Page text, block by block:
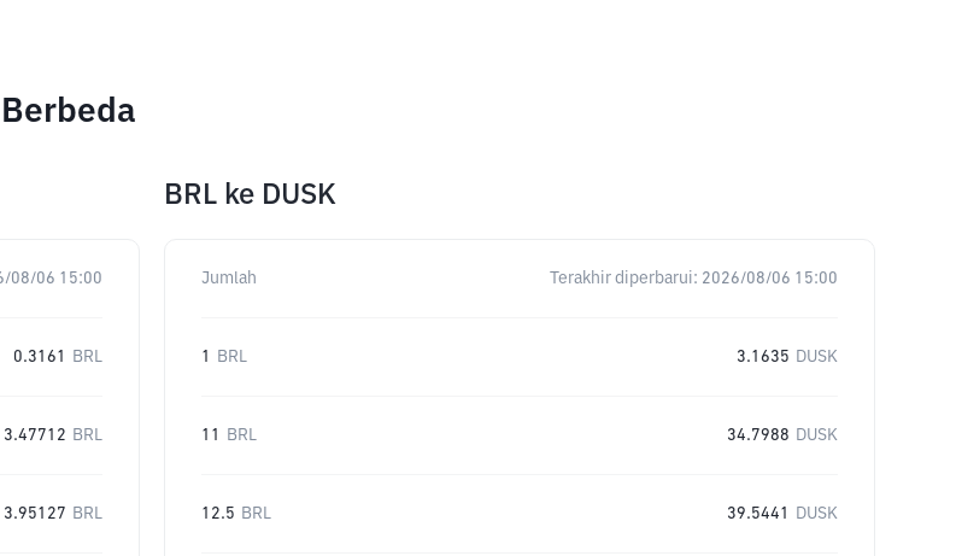
08/06 15:00
0.3161 BRL
3.47712 BRL
3.95127 BRL
BRL ke DUSK
Jumlah Terakhir diperbarui: 2026/08/06 15:00
1 BRL 3.1635 DUSK
11 BRL 34.7988 DUSK
12.5 BRL 39.5441 DUSK